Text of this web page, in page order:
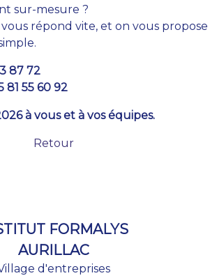
sur-mesure ?
répond vite, et on vous propose
87 72
81 55 60 92
à vous et à vos équipes.
Retour
FORMALYS
AURILLAC
d'entreprises